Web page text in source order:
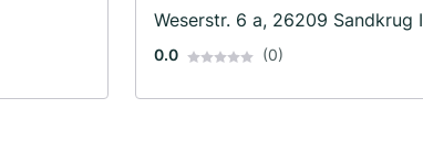
Weserstr. 6 a, 26209 Sandkrug I
0.0 (0)